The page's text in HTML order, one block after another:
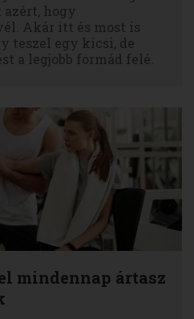
azért, hogy
Akár itt és most is
teszel egy kicsi, de
a legjobb formád felé.
mindennap ártasz